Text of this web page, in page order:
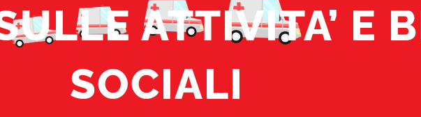
ATTIVITA’ E
SOCIALI